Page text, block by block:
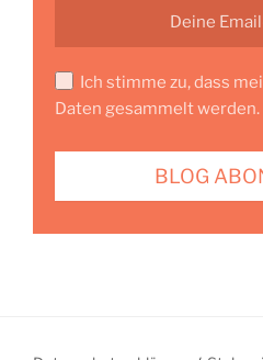
Ich stimme zu, dass
Daten gesammelt werden.